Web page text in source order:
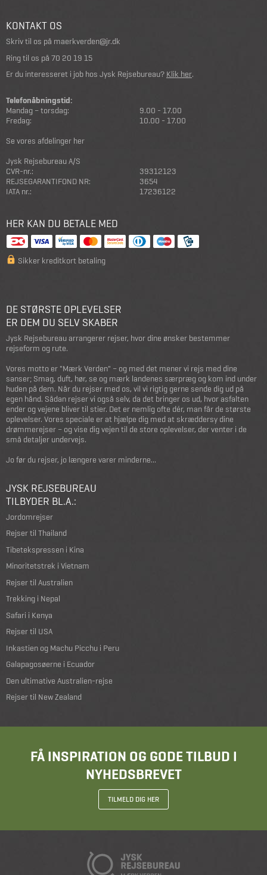
KONTAKT OS
Skriv til os på maerkverden@jr.dk
Ring til os på 70 20 19 15
Er du interesseret i job hos Jysk Rejsebureau? Klik her.
Telefonåbningstid:
Mandag – torsdag:
9.00 - 17.00
Fredag:
10.00 - 17.00
Se vores afdelinger her
Jysk Rejsebureau A/S
CVR-nr.:
39312123
REJSEGARANTIFOND NR:
3654
IATA nr.:
17236122
HER KAN DU BETALE MED
Sikker kreditkort betaling
DE STØRSTE OPLEVELSER
ER DEM DU SELV SKABER
Jysk Rejsebureau arrangerer rejser, hvor dine ønsker bestemmer
rejseform og rute.
Vores motto er "Mærk Verden" – og med det mener vi rejs med dine
sanser; Smag, duft, hør, se og mærk landenes særpræg og kom ind under
huden på dem. Når du rejser med os, vil vi rigtig gerne sende dig ud på
egen hånd. Sådan rejser vi også selv, da det bringer os ud, hvor asfalten
ender og vejene bliver til stier. Det er nemlig ofte dér, man får de største
oplevelser. Vores speciale er at hjælpe dig med at skræddersy dine
drømmerejser – og vise dig vejen til de store oplevelser, der venter i de
små detaljer undervejs.
Jo før du rejser, jo længere varer minderne...
JYSK REJSEBUREAU
TILBYDER BL.A.:
Jordomrejser
Rejser til Thailand
Tibetekspressen i Kina
Minoritetstrek i Vietnam
Rejser til Australien
Trekking i Nepal
Safari i Kenya
Rejser til USA
Inkastien og Machu Picchu i Peru
Galapagosøerne i Ecuador
Den ultimative Australien-rejse
Rejser til New Zealand
FÅ INSPIRATION OG GODE TILBUD I
NYHEDSBREVET
TILMELD DIG HER